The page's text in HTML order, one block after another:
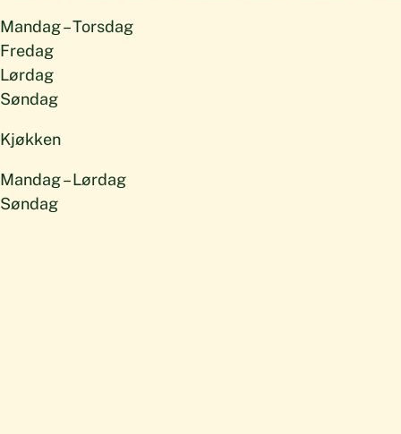
Mandag – Torsdag
Fredag
Lørdag
Søndag
Kjøkken
Mandag – Lørdag
Søndag